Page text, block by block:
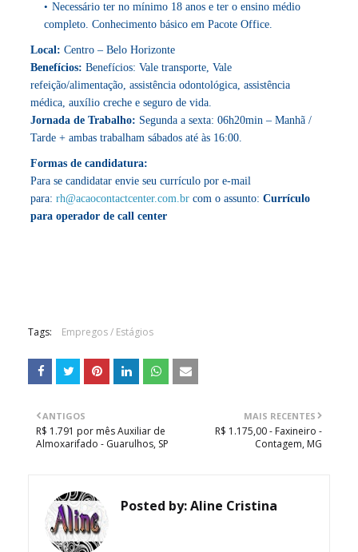
Necessário ter no mínimo 18 anos e ter o ensino médio
completo. Conhecimento básico em Pacote Office.
Local: Centro – Belo Horizonte
Benefícios: Benefícios: Vale transporte, Vale
refeição/alimentação, assistência odontológica, assistência
médica, auxílio creche e seguro de vida.
Jornada de Trabalho: Segunda a sexta: 06h20min – Manhã /
Tarde + ambas trabalham sábados até às 16:00.
Formas de candidatura:
Para se candidatar envie seu currículo por e-mail
para: rh@acaocontactcenter.com.br com o assunto: Currículo
para operador de call center
Tags: Empregos / Estágios
MAIS RECENTES
R$ 1.175,00 - Faxineiro -
Contagem, MG
ANTIGOS
R$ 1.791 por mês Auxiliar de
Almoxarifado - Guarulhos, SP
Posted by:Aline Cristina